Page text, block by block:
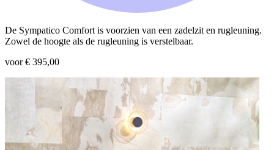
De Sympatico Comfort is voorzien van een zadelzit en rugleuning.
Zowel de hoogte als de rugleuning is verstelbaar.
voor € 395,00